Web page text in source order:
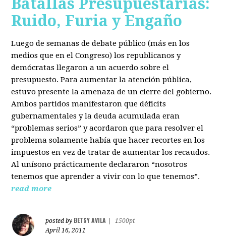
Batallas Presupuestarias:
Ruido, Furia y Engaño
Luego de semanas de debate público (más en los
medios que en el Congreso) los republicanos y
demócratas llegaron a un acuerdo sobre el
presupuesto. Para aumentar la atención pública,
estuvo presente la amenaza de un cierre del gobierno.
Ambos partidos manifestaron que déficits
gubernamentales y la deuda acumulada eran
“problemas serios” y acordaron que para resolver el
problema solamente había que hacer recortes en los
impuestos en vez de tratar de aumentar los recaudos.
Al unísono prácticamente declararon “nosotros
tenemos que aprender a vivir con lo que tenemos”.
read more
posted by BETSY AVILA
1500pt
April 16, 2011